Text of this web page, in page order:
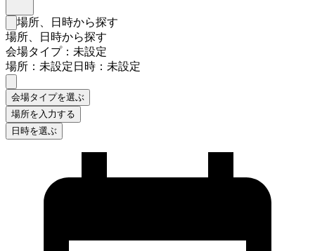
検索フォームを閉じる
場所、日時から探す
場所、日時から探す
会場タイプ：未設定
場所：未設定日時：未設定
会場タイプを選ぶ
場所を入力する
日時を選ぶ